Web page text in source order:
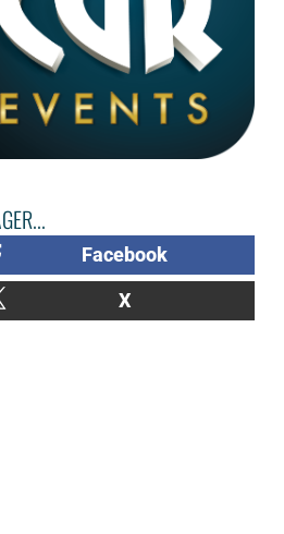
Facebook
X